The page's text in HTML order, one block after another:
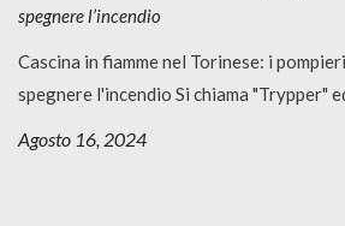
spegnere l’incendio
Cascina in fiamme nel Torinese: i
spegnere l'incendio Si chiama "Trypper"
Agosto 16, 2024